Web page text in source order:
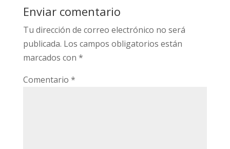
Enviar comentario
Tu dirección de correo electrónico no será
publicada. Los campos obligatorios están
marcados con *
Comentario *